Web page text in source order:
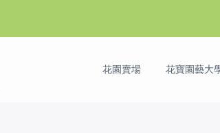
花園賣場 花寶園藝大